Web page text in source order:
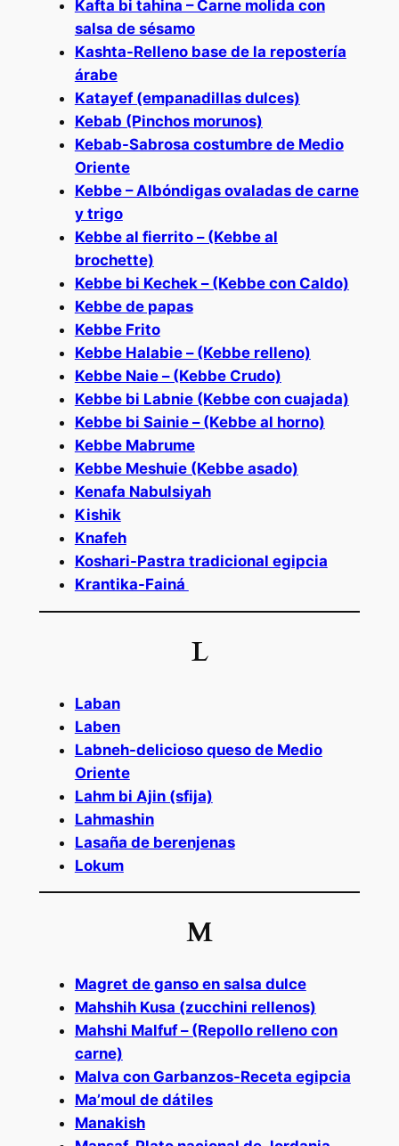
Kafta bi tahina – Carne molida con
salsa de sésamo
Kashta-Relleno base de la repostería
árabe
Katayef (empanadillas dulces)
Kebab (Pinchos morunos)
Kebab-Sabrosa costumbre de Medio
Oriente
Kebbe – Albóndigas ovaladas de carne
y trigo
Kebbe al fierrito – (Kebbe al
brochette)
Kebbe bi Kechek – (Kebbe con Caldo)
Kebbe de papas
Kebbe Frito
Kebbe Halabie – (Kebbe relleno)
Kebbe Naie – (Kebbe Crudo)
Kebbe bi Labnie (Kebbe con cuajada)
Kebbe bi Sainie – (Kebbe al horno)
Kebbe Mabrume
Kebbe Meshuie (Kebbe asado)
Kenafa Nabulsiyah
Kishik
Knafeh
Koshari-Pastra tradicional egipcia
Krantika-Fainá
L
Laban
Laben
Labneh-delicioso queso de Medio
Oriente
Lahm bi Ajin (sfija)
Lahmashin
Lasaña de berenjenas
Lokum
M
Magret de ganso en salsa dulce
Mahshih Kusa (zucchini rellenos)
Mahshi Malfuf – (Repollo relleno con
carne)
Malva con Garbanzos-Receta egipcia
Ma’moul de dátiles
Manakish